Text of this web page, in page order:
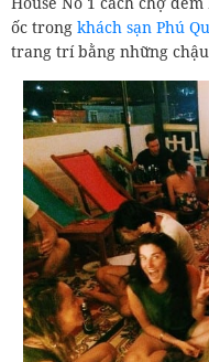
ốc trong khách sạn Phú
trang trí bằng những